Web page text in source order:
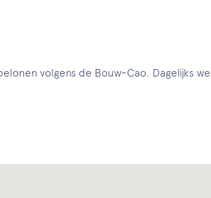
volgens de Bouw-Cao. Dagelijks